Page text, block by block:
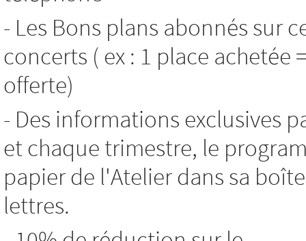
- Les Bons plans abonnés sur
concerts ( ex : 1 place achetée
offerte)
- Des informations exclusives
et chaque trimestre, le
papier de l'Atelier dans sa
lettres.